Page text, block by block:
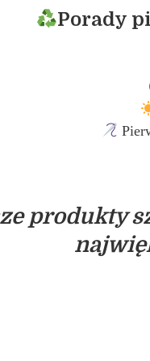
Porady
produkty